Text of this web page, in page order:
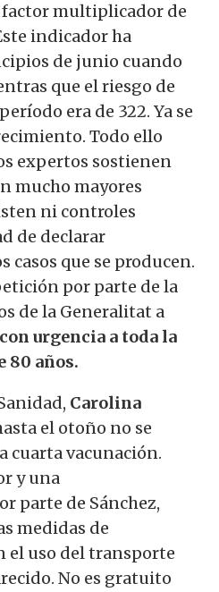
multiplicador de
indicador ha
de junio cuando
que el riesgo de
era de 322. Ya se
Todo ello
expertos sostienen
mucho mayores
ni controles
de declarar
que se producen.
por parte de la
de la Generalitat a
urgencia a toda la
80 años.
Carolina
el otoño no se
cuarta vacunación.
y una
parte de Sánchez,
medidas de
el uso del transporte
No es gratuito